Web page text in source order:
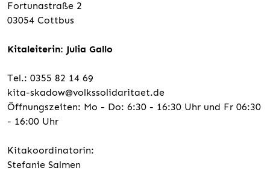
Fortunastraße 2
03054 Cottbus
Kitaleiterin: Julia Gallo
Tel.: 0355 82 14 69
kita-skadow@volkssolidaritaet.de
Öffnungszeiten: Mo - Do: 6:30 - 16:30 Uhr und Fr 06:30
- 16:00 Uhr
Kitakoordinatorin:
Stefanie Salmen